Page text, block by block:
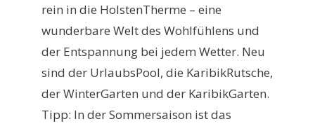
rein in die HolstenTherme – eine
wunderbare Welt des Wohlfühlens und
der Entspannung bei jedem Wetter. Neu
sind der UrlaubsPool, die KaribikRutsche,
der WinterGarten und der KaribikGarten.
Tipp: In der Sommersaison ist das